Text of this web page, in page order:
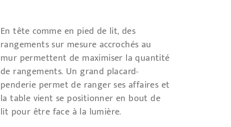
En tête comme en pied de lit, des
rangements sur mesure accrochés au
mur permettent de maximiser la quantité
de rangements. Un grand placard-
penderie permet de ranger ses affaires et
la table vient se positionner en bout de
lit pour être face à la lumière.